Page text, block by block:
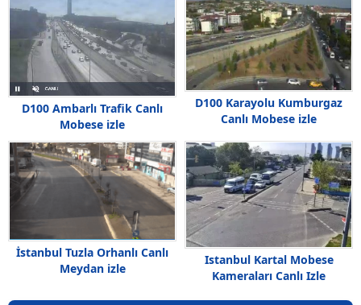
D100 Ambarlı Trafik Canlı
Mobese izle
D100 Karayolu Kumburgaz
Canlı Mobese izle
İstanbul Tuzla Orhanlı Canlı
Meydan izle
Istanbul Kartal Mobese
Kameraları Canlı Izle